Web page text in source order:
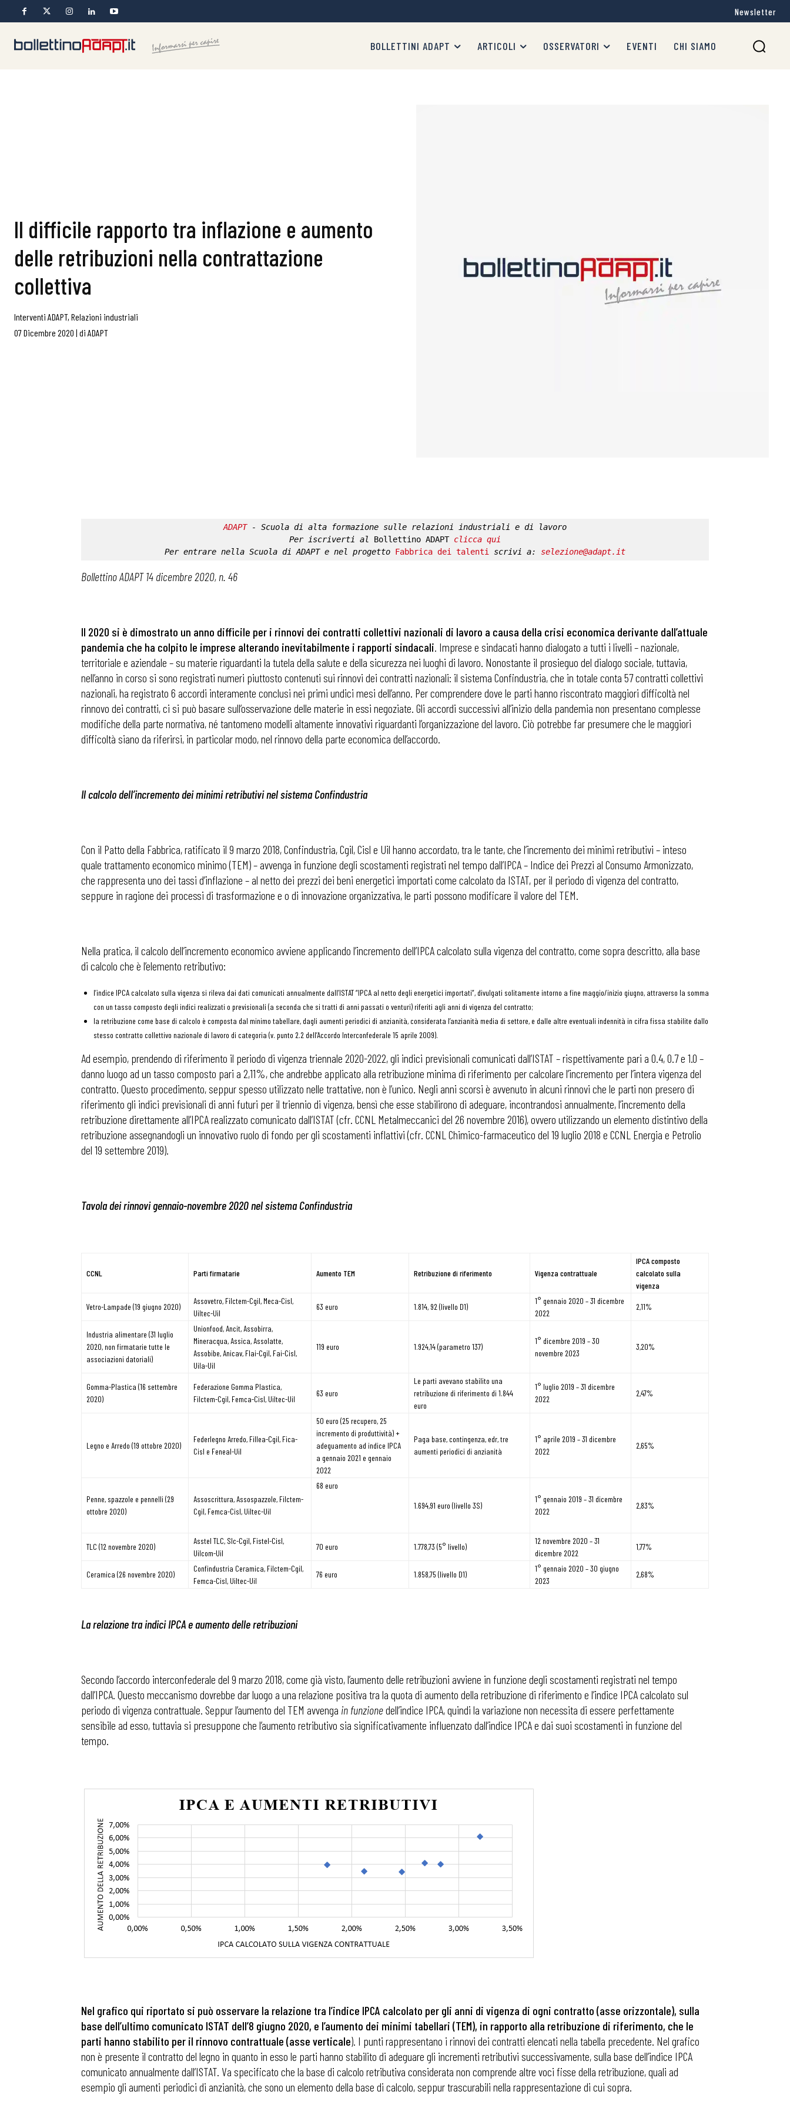
Bollettini ADAPT
Osservatori
Eventi
Newsletter
BOLLETTINI ADAPT ARTICOLI OSSERVATORI EVENTI CHI SIAMO
Il difficile rapporto tra inflazione e aumento
delle retribuzioni nella contrattazione
collettiva
Interventi ADAPT, Relazioni industriali
07 Dicembre 2020 | di ADAPT
ADAPT - Scuola di alta formazione sulle relazioni industriali e di lavoro
Per iscriverti al Bollettino ADAPT clicca qui
Per entrare nella Scuola di ADAPT e nel progetto Fabbrica dei talenti scrivi a: selezione@adapt.it
Bollettino ADAPT 14 dicembre 2020, n. 46
Il 2020 si è dimostrato un anno difficile per i rinnovi dei contratti collettivi nazionali di lavoro a causa della crisi economica derivante dall’attuale
pandemia che ha colpito le imprese alterando inevitabilmente i rapporti sindacali. Imprese e sindacati hanno dialogato a tutti i livelli – nazionale,
territoriale e aziendale – su materie riguardanti la tutela della salute e della sicurezza nei luoghi di lavoro. Nonostante il prosieguo del dialogo sociale, tuttavia,
nell’anno in corso si sono registrati numeri piuttosto contenuti sui rinnovi dei contratti nazionali: il sistema Confindustria, che in totale conta 57 contratti collettivi
nazionali, ha registrato 6 accordi interamente conclusi nei primi undici mesi dell’anno. Per comprendere dove le parti hanno riscontrato maggiori difficoltà nel
rinnovo dei contratti, ci si può basare sull’osservazione delle materie in essi negoziate. Gli accordi successivi all’inizio della pandemia non presentano complesse
modifiche della parte normativa, né tantomeno modelli altamente innovativi riguardanti l’organizzazione del lavoro. Ciò potrebbe far presumere che le maggiori
difficoltà siano da riferirsi, in particolar modo, nel rinnovo della parte economica dell’accordo.
Il calcolo dell’incremento dei minimi retributivi nel sistema Confindustria
Con il Patto della Fabbrica, ratificato il 9 marzo 2018, Confindustria, Cgil, Cisl e Uil hanno accordato, tra le tante, che l’incremento dei minimi retributivi – inteso
quale trattamento economico minimo (TEM) – avvenga in funzione degli scostamenti registrati nel tempo dall’IPCA – Indice dei Prezzi al Consumo Armonizzato,
che rappresenta uno dei tassi d’inflazione – al netto dei prezzi dei beni energetici importati come calcolato da ISTAT, per il periodo di vigenza del contratto,
seppure in ragione dei processi di trasformazione e o di innovazione organizzativa, le parti possono modificare il valore del TEM.
Nella pratica, il calcolo dell’incremento economico avviene applicando l’incremento dell’IPCA calcolato sulla vigenza del contratto, come sopra descritto, alla base
di calcolo che è l’elemento retributivo:
l’indice IPCA calcolato sulla vigenza si rileva dai dati comunicati annualmente dall’ISTAT “IPCA al netto degli energetici importati”, divulgati solitamente intorno a fine maggio/inizio giugno, attraverso la somma
con un tasso composto degli indici realizzati o previsionali (a seconda che si tratti di anni passati o venturi) riferiti agli anni di vigenza del contratto;
la retribuzione come base di calcolo è composta dal minimo tabellare, dagli aumenti periodici di anzianità, considerata l’anzianità media di settore, e dalle altre eventuali indennità in cifra fissa stabilite dallo
stesso contratto collettivo nazionale di lavoro di categoria (v. punto 2.2 dell’Accordo Interconfederale 15 aprile 2009).
Ad esempio, prendendo di riferimento il periodo di vigenza triennale 2020-2022, gli indici previsionali comunicati dall’ISTAT – rispettivamente pari a 0.4, 0.7 e 1.0 –
danno luogo ad un tasso composto pari a 2,11%, che andrebbe applicato alla retribuzione minima di riferimento per calcolare l’incremento per l’intera vigenza del
contratto. Questo procedimento, seppur spesso utilizzato nelle trattative, non è l’unico. Negli anni scorsi è avvenuto in alcuni rinnovi che le parti non presero di
riferimento gli indici previsionali di anni futuri per il triennio di vigenza, bensì che esse stabilirono di adeguare, incontrandosi annualmente, l’incremento della
retribuzione direttamente all’IPCA realizzato comunicato dall’ISTAT (cfr. CCNL Metalmeccanici del 26 novembre 2016), ovvero utilizzando un elemento distintivo della
retribuzione assegnandogli un innovativo ruolo di fondo per gli scostamenti inflattivi (cfr. CCNL Chimico-farmaceutico del 19 luglio 2018 e CCNL Energia e Petrolio
del 19 settembre 2019).
Tavola dei rinnovi gennaio-novembre 2020 nel sistema Confindustria
CCNL Parti firmatarie Aumento TEM Retribuzione di riferimento Vigenza contrattuale
IPCA composto
calcolato sulla
vigenza
Vetro-Lampade (19 giugno 2020)
Assovetro, Filctem-Cgil, Meca-Cisl,
Uiltec-Uil
63 euro 1.814, 92 (livello D1)
1° gennaio 2020 – 31 dicembre
2022
2,11%
Industria alimentare (31 luglio
2020, non firmatarie tutte le
associazioni datoriali)
Unionfood, Ancit, Assobirra,
Mineracqua, Assica, Assolatte,
Assobibe, Anicav, Flai-Cgil, Fai-Cisl,
Uila-Uil
119 euro 1.924,14 (parametro 137)
1° dicembre 2019 – 30
novembre 2023
3,20%
Gomma-Plastica (16 settembre
2020)
Federazione Gomma Plastica,
Filctem-Cgil, Femca-Cisl, Uiltec-Uil
63 euro
Le parti avevano stabilito una
retribuzione di riferimento di 1.844
euro
1° luglio 2019 – 31 dicembre
2022
2,47%
Legno e Arredo (19 ottobre 2020)
Federlegno Arredo, Fillea-Cgil, Fica-
Cisl e Feneal-Uil
50 euro (25 recupero, 25
incremento di produttività) +
adeguamento ad indice IPCA
a gennaio 2021 e gennaio
2022
Paga base, contingenza, edr, tre
aumenti periodici di anzianità
1° aprile 2019 – 31 dicembre
2022
2,65%
Penne, spazzole e pennelli (29
ottobre 2020)
Assoscrittura, Assospazzole, Filctem-
Cgil, Femca-Cisl, Uiltec-Uil
68 euro
1.694,91 euro (livello 3S)
1° gennaio 2019 – 31 dicembre
2022
2,83%
TLC (12 novembre 2020)
Asstel TLC, Slc-Cgil, Fistel-Cisl,
Uilcom-Uil
70 euro 1.778,73 (5° livello)
12 novembre 2020 – 31
dicembre 2022
1,77%
Ceramica (26 novembre 2020)
Confindustria Ceramica, Filctem-Cgil,
Femca-Cisl, Uiltec-Uil
76 euro 1.858,75 (livello D1)
1° gennaio 2020 – 30 giugno
2023
2,68%
La relazione tra indici IPCA e aumento delle retribuzioni
Secondo l’accordo interconfederale del 9 marzo 2018, come già visto, l’aumento delle retribuzioni avviene in funzione degli scostamenti registrati nel tempo
dall’IPCA. Questo meccanismo dovrebbe dar luogo a una relazione positiva tra la quota di aumento della retribuzione di riferimento e l’indice IPCA calcolato sul
periodo di vigenza contrattuale. Seppur l’aumento del TEM avvenga in funzionedell’indice IPCA, quindi la variazione non necessita di essere perfettamente
sensibile ad esso, tuttavia si presuppone che l’aumento retributivo sia significativamente influenzato dall’indice IPCA e dai suoi scostamenti in funzione del
tempo.
Nel grafico qui riportato si può osservare la relazione tra l’indice IPCA calcolato per gli anni di vigenza di ogni contratto (asse orizzontale), sulla
base dell’ultimo comunicato ISTAT dell’8 giugno 2020, e l’aumento dei minimi tabellari (TEM), in rapporto alla retribuzione di riferimento, che le
parti hanno stabilito per il rinnovo contrattuale (asse verticale). I punti rappresentano i rinnovi dei contratti elencati nella tabella precedente. Nel grafico
non è presente il contratto del legno in quanto in esso le parti hanno stabilito di adeguare gli incrementi retributivi successivamente, sulla base dell’indice IPCA
comunicato annualmente dall’ISTAT. Va specificato che la base di calcolo retributiva considerata non comprende altre voci fisse della retribuzione, quali ad
esempio gli aumenti periodici di anzianità, che sono un elemento della base di calcolo, seppur trascurabili nella rappresentazione di cui sopra.